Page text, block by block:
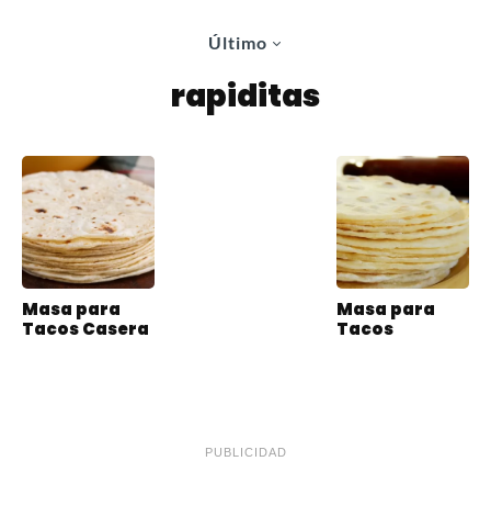
Último
rapiditas
Masa para
Tacos Casera
Masa para
Tacos
PUBLICIDAD